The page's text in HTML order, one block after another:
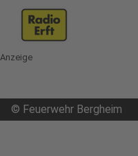
Anzeige
© Feuerwehr Bergheim